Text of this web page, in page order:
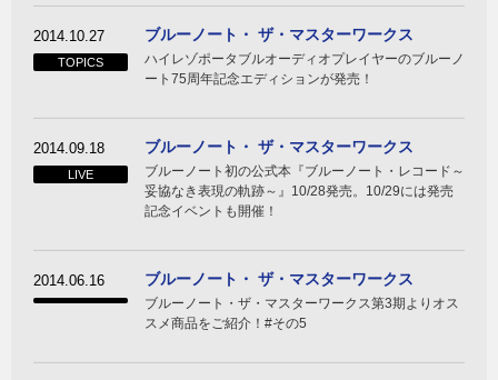
2014.10.27
TOPICS
ブルーノート・ ザ・マスターワークス
ハイレゾポータブルオーディオプレイヤーのブルーノ
ート75周年記念エディションが発売！
2014.09.18
LIVE
ブルーノート・ ザ・マスターワークス
ブルーノート初の公式本『ブルーノート・レコード～
妥協なき表現の軌跡～』10/28発売。10/29には発売
記念イベントも開催！
2014.06.16 ブルーノート・ ザ・マスターワークス
ブルーノート・ザ・マスターワークス第3期よりオス
スメ商品をご紹介！#その5